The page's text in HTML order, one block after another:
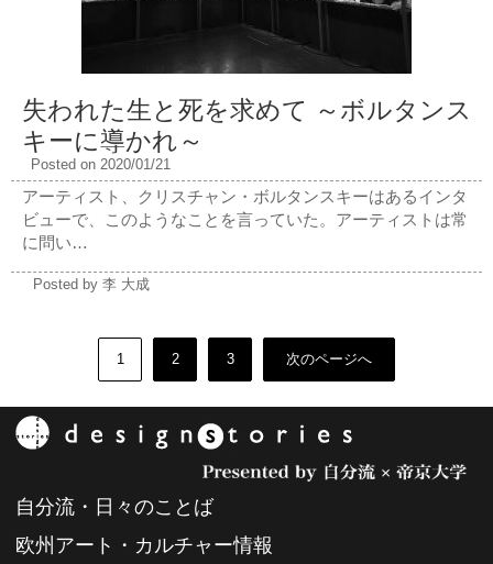
失われた生と死を求めて ～ボルタンス
キーに導かれ～
Posted on 2020/01/21
アーティスト、クリスチャン・ボルタンスキーはあるインタ
ビューで、このようなことを言っていた。アーティストは常
に問い…
Posted by 李 大成
1 2 3 次のページへ
自分流・日々のことば
欧州アート・カルチャー情報